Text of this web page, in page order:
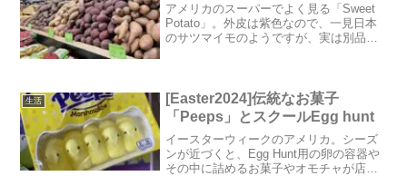
アメリカのスーパーでよく見る「Sweet
Potato」。外皮は紫色なので、一見日本
のサツマイモのようですが、実は別品
家庭では、...
生活
[Easter2024]伝統なお菓子
「Peeps」とスクールEgg hunt
イースターウィークのアメリカ。シーズ
ンが近づくと、Egg Hunt用の卵の容器や
その中に詰めるお菓子やオモチャが店頭